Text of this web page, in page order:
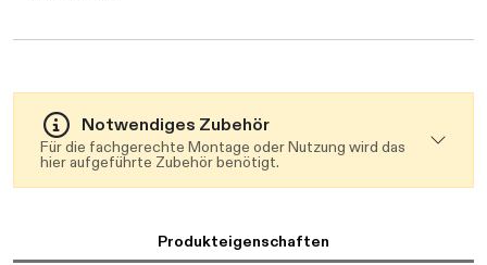
Notwendiges Zubehör
Für die fachgerechte Montage oder Nutzung wird das
hier aufgeführte Zubehör benötigt.
Produkteigenschaften